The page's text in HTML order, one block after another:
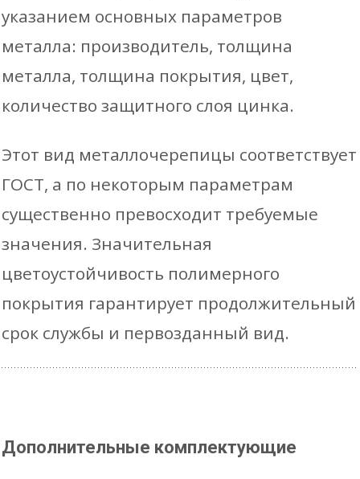
указанием основных параметров
металла: производитель, толщина
металла, толщина покрытия, цвет,
количество защитного слоя цинка.
Этот вид металлочерепицы соответствует
ГОСТ, а по некоторым параметрам
существенно превосходит требуемые
значения. Значительная
цветоустойчивость полимерного
покрытия гарантирует продолжительный
срок службы и первозданный вид.
Дополнительные комплектующие